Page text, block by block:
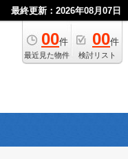
最終更新：2026年08月07日
00件
最近見た物件
00件
検討リスト